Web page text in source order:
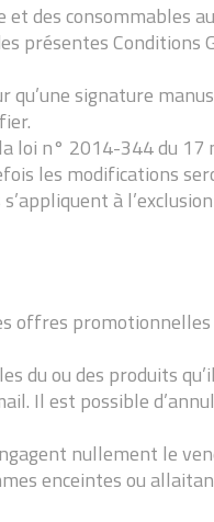
des consommables
présentes Conditions
signature
loi n° 2014-344 du 17
les modifications
à
offres
du ou des produits
Il est possible
nullement le
enceintes ou